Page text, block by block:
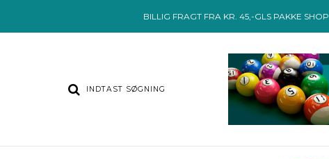
BILLIG FRAGT FRA KR. 45,-GLS PAKKE SHOP